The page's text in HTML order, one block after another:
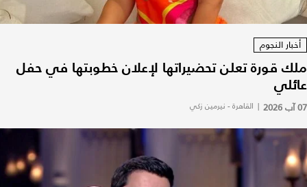
أخبار النجوم
ملك قورة تعلن تحضيراتها لإعلان خطوبتها في حفل
عائلي
07 آب 2026 | القاهرة - نيرمين زكي